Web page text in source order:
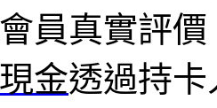
員真實評
金透過持